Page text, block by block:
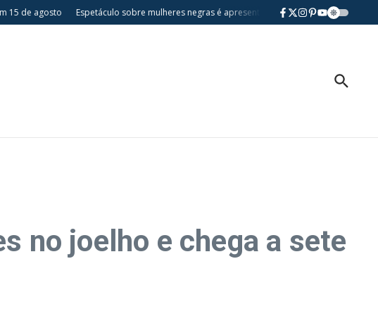
agosto Espetáculo sobre mulheres negras é apresentado gratuitamente na Casa da Vila
no joelho e chega a sete